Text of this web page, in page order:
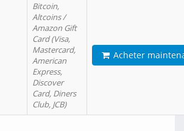
Bitcoin,
Altcoins /
Amazon Gift
Card (Visa,
Mastercard,
American
Express,
Discover
Card, Diners
Club, JCB)
Acheter